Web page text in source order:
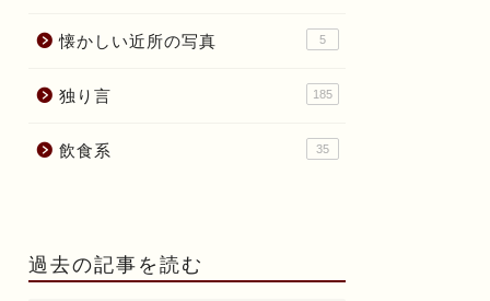
懐かしい近所の写真 5
独り言 185
飲食系 35
過去の記事を読む